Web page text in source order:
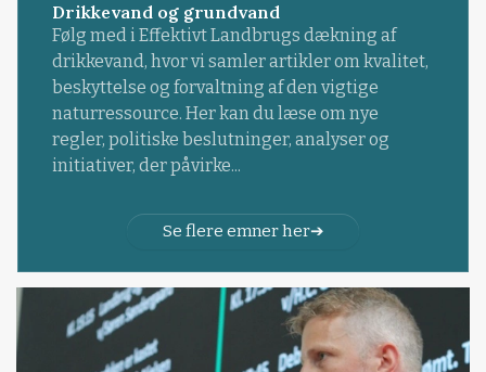
Drikkevand og grundvand
Følg med i Effektivt Landbrugs dækning af
drikkevand, hvor vi samler artikler om kvalitet,
beskyttelse og forvaltning af den vigtige
naturressource. Her kan du læse om nye
regler, politiske beslutninger, analyser og
initiativer, der påvirke...
Se flere emner her